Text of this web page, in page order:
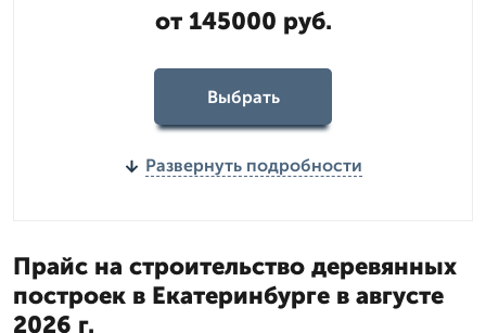
от 145000 руб.
Выбрать
Развернуть подробности
Прайс на строительство деревянных
построек в Екатеринбурге в августе
2026 г.